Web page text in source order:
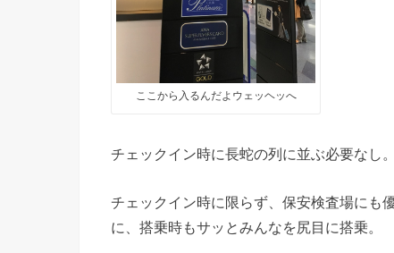
ここから入るんだよウェッヘッへ
チェックイン時に長蛇の列に並ぶ必要なし
チェックイン時に限らず、保安検査場にも
に、搭乗時もサッとみんなを尻目に搭乗。